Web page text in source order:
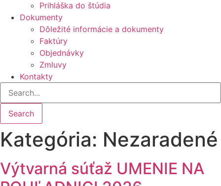
Prihláška do štúdia
Dokumenty
Dôležité informácie a dokumenty
Faktúry
Objednávky
Zmluvy
Kontakty
Search
Kategória: Nezaradené
Výtvarná súťaž UMENIE NA